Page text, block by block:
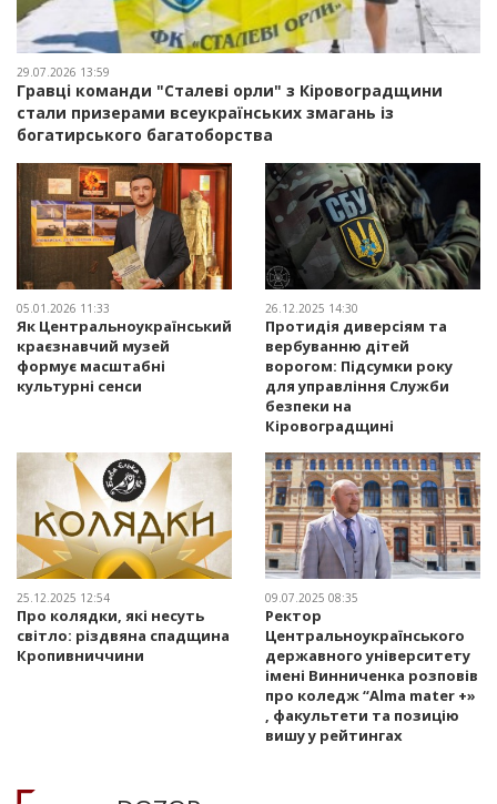
29.07.2026 13:59
Гравці команди "Сталеві орли" з Кіровоградщини
стали призерами всеукраїнських змагань із
богатирського багатоборства
05.01.2026 11:33
Як Центральноукраїнський
краєзнавчий музей
формує масштабні
культурні сенси
26.12.2025 14:30
Протидія диверсіям та
вербуванню дітей
ворогом: Підсумки року
для управління Служби
безпеки на
Кіровоградщині
25.12.2025 12:54
Про колядки, які несуть
світло: різдвяна спадщина
Кропивниччини
09.07.2025 08:35
Ректор
Центральноукраїнського
державного університету
імені Винниченка розповів
про коледж “Alma mater +»
, факультети та позицію
вишу у рейтингах